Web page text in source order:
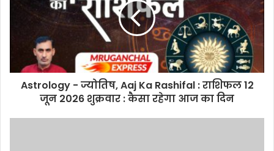
Astrology - ज्योतिष, Aaj Ka Rashifal : राशिफल 12
जून 2026 शुक्रवार : कैसा रहेगा आज का दिन